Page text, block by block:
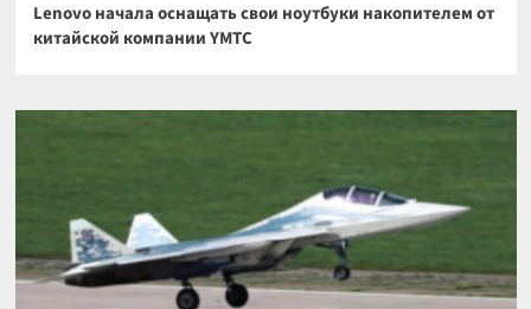
Lenovo начала оснащать свои ноутбуки накопителем от
китайской компании YMTC